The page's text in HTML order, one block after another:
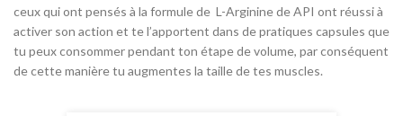
ceux qui ont pensés à la formule de L-Arginine de API ont réussi à
activer son action et te l’apportent dans de pratiques capsules que
tu peux consommer pendant ton étape de volume, par conséquent
de cette manière tu augmentes la taille de tes muscles.